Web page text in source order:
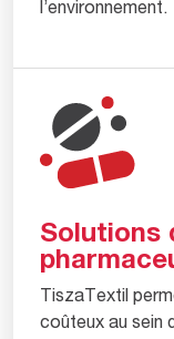
l’environnement.
Solutions
TiszaTextil
coûteux au sein